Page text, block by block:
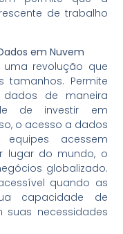
de trabalho
em Nuvem
revolução que
tamanhos. Permite
de maneira
de investir em
o acesso a dados
acessem
lugar do mundo, o
globalizado.
quando as
capacidade de
necessidades